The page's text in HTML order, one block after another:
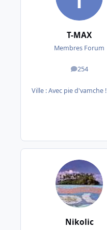
T-MAX
Membres Forum
254
messages
Ville :Avec pie d'vamche !
Nikolic